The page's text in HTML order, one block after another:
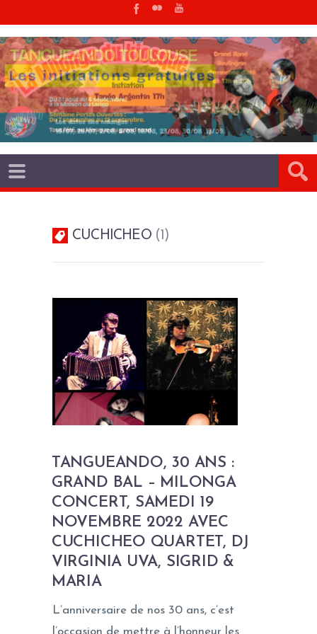
CUCHICHEO 1
TANGUEANDO, 30 ANS :
GRAND BAL – MILONGA
CONCERT, SAMEDI 19
NOVEMBRE 2022 AVEC
CUCHICHEO QUARTET, DJ
VIRGINIA UVA, SIGRID &
MARIA
L’anniversaire de nos 30 ans, c’est